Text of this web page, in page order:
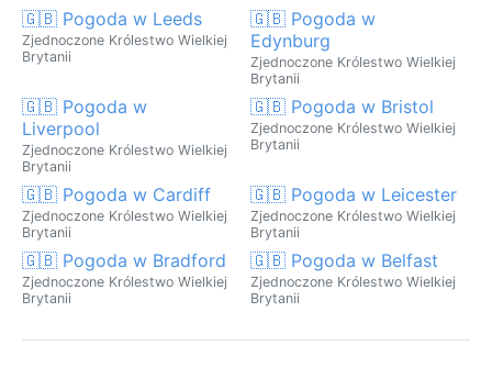
🇬🇧 Pogoda w Leeds
Zjednoczone Królestwo Wielkiej
Brytanii
🇬🇧 Pogoda w
Edynburg
Zjednoczone Królestwo Wielkiej
Brytanii
🇬🇧 Pogoda w
Liverpool
Zjednoczone Królestwo Wielkiej
Brytanii
🇬🇧 Pogoda w Bristol
Zjednoczone Królestwo Wielkiej
Brytanii
🇬🇧 Pogoda w Cardiff
Zjednoczone Królestwo Wielkiej
Brytanii
🇬🇧 Pogoda w Leicester
Zjednoczone Królestwo Wielkiej
Brytanii
🇬🇧 Pogoda w Bradford
Zjednoczone Królestwo Wielkiej
Brytanii
🇬🇧 Pogoda w Belfast
Zjednoczone Królestwo Wielkiej
Brytanii